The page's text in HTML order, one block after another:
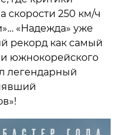
скорости 250 км/ч
«Надежда» уже
рекорд как самый
южнокорейского
легендарный